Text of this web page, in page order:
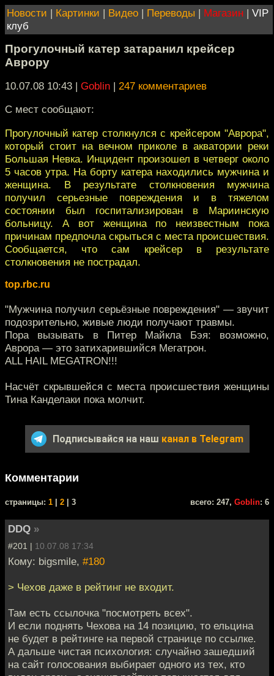
Новости | Картинки | Видео | Переводы | Магазин | VIP
клуб
Прогулочный катер затаранил крейсер
Аврору
10.07.08 10:43 | Goblin | 247 комментариев
С мест сообщают:
Прогулочный катер столкнулся с крейсером "Аврора",
который стоит на вечном приколе в акватории реки
Большая Невка. Инцидент произошел в четверг около
5 часов утра. На борту катера находились мужчина и
женщина. В результате столкновения мужчина
получил серьезные повреждения и в тяжелом
состоянии был госпитализирован в Мариинскую
больницу. А вот женщина по неизвестным пока
причинам предпочла скрыться с места происшествия.
Сообщается, что сам крейсер в результате
столкновения не пострадал.
top.rbc.ru
"Мужчина получил серьёзные повреждения" — звучит
подозрительно, живые люди получают травмы.
Пора вызывать в Питер Майкла Бэя: возможно,
Аврора — это затихарившийся Мегатрон.
ALL HAIL MEGATRON!!!
Насчёт скрывшейся с места происшествия женщины
Тина Канделаки пока молчит.
Подписывайся на наш канал в Telegram
Комментарии
cтраницы: 1 2 | 3 всего: 247, Goblin: 6
DDQ »
#201 | 10.07.08 17:34
Кому: bigsmile, #180
> Чехов даже в рейтинг не входит.
Там есть ссылочка "посмотреть всех".
И если поднять Чехова на 14 позицию, то ельцина
не будет в рейтинге на первой странице по ссылке.
А дальше чистая психология: случайно зашедший
на сайт голосования выбирает одного из тех, кто